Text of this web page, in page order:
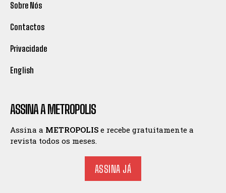
Sobre Nós
Contactos
Privacidade
English
ASSINA A METROPOLIS
Assina a METROPOLIS e recebe gratuitamente a
revista todos os meses.
ASSINA JÁ